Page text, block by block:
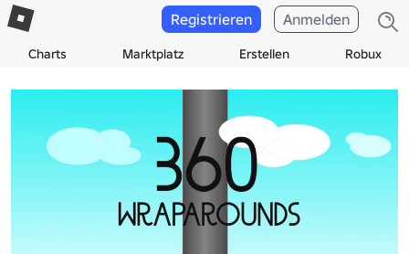
Charts Marktplatz Erstellen Robux
Registrieren Anmelden